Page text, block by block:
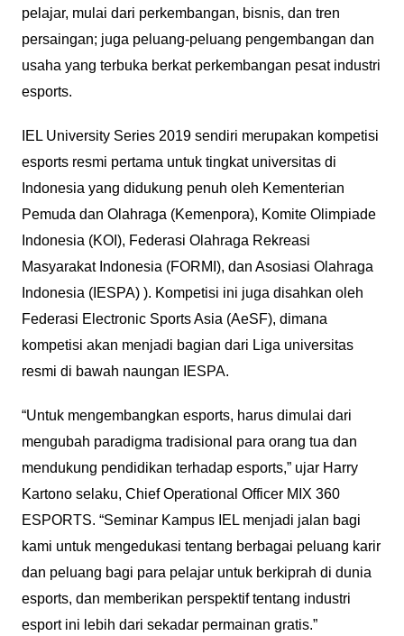
pelajar, mulai dari perkembangan, bisnis, dan tren
persaingan; juga peluang-peluang pengembangan dan
usaha yang terbuka berkat perkembangan pesat industri
esports.
IEL University Series 2019 sendiri merupakan kompetisi
esports resmi pertama untuk tingkat universitas di
Indonesia yang didukung penuh oleh Kementerian
Pemuda dan Olahraga (Kemenpora), Komite Olimpiade
Indonesia (KOI), Federasi Olahraga Rekreasi
Masyarakat Indonesia (FORMI), dan Asosiasi Olahraga
Indonesia (IESPA) ). Kompetisi ini juga disahkan oleh
Federasi Electronic Sports Asia (AeSF), dimana
kompetisi akan menjadi bagian dari Liga universitas
resmi di bawah naungan IESPA.
“Untuk mengembangkan esports, harus dimulai dari
mengubah paradigma tradisional para orang tua dan
mendukung pendidikan terhadap esports,” ujar Harry
Kartono selaku, Chief Operational Officer MIX 360
ESPORTS. “Seminar Kampus IEL menjadi jalan bagi
kami untuk mengedukasi tentang berbagai peluang karir
dan peluang bagi para pelajar untuk berkiprah di dunia
esports, dan memberikan perspektif tentang industri
esport ini lebih dari sekadar permainan gratis.”